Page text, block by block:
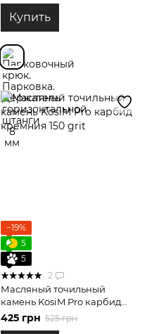
Купить
−19%
5
5
2
Масляный точильный
камень KosiM Pro карбид
кремния 150 grit
425 грн 525 грн